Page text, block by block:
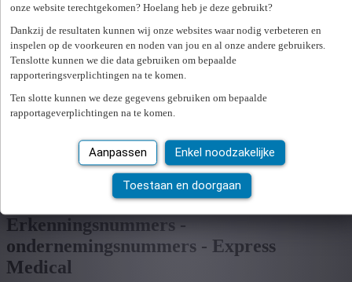
onze website terechtgekomen? Hoelang heb je deze gebruikt?
Dankzij de resultaten kunnen wij onze websites waar nodig verbeteren en
inspelen op de voorkeuren en noden van jou en al onze andere gebruikers.
Tenslotte kunnen we die data gebruiken om bepaalde
rapporteringsverplichtingen na te komen.
Ten slotte kunnen we deze gegevens gebruiken om bepaalde
rapportageverplichtingen na te komen.
Aanpassen Enkel noodzakelijke
Toestaan en doorgaan
Loonadministratie
Digitaal contract
My Express Medical App
Aanmelden
nl
Erkenningsnummers -
ondernemingsnummers - Express
Medical